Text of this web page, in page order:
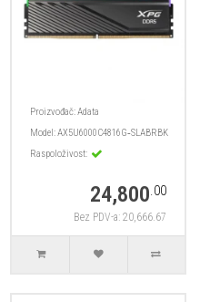
Proizvođač:Adata
Model:AX5U6000C4816G‑SLABRBK
Raspoloživost:
24,800.00
Bez PDV-a: 20,666.67